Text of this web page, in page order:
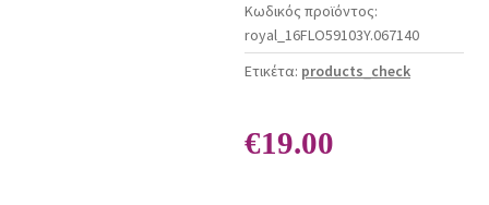
Κωδικός προϊόντος:
royal_16FLO59103Y.067140
Ετικέτα: products_check
€19.00